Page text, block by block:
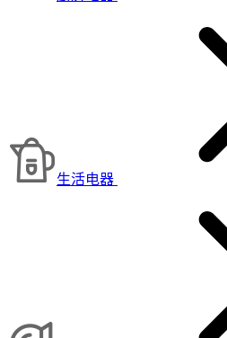
生活电器